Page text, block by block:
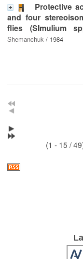
Protective
and four
flies (SImulium
Shemanchuk / 1984
(1 - 15 /